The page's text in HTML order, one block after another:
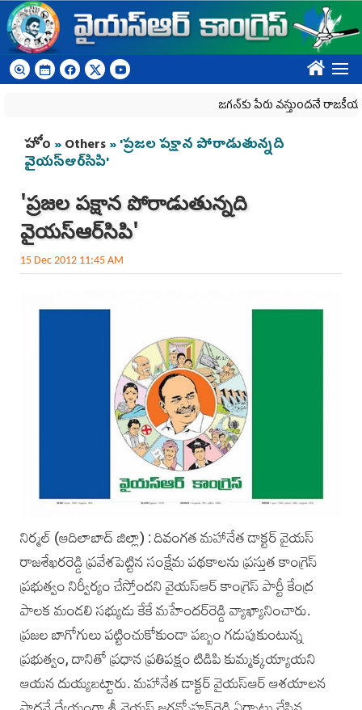
Skip to main content
????
జగన్‌కు పేరు వస్తుందనే రాజకీయ కక్షతో
You are here
హోం »Others» 'ప్రజల పక్షాన పోరాడుతున్నది
వైయస్‌ఆర్‌సిపి'
'ప్రజల పక్షాన పోరాడుతున్నది
వైయస్‌ఆర్‌సిపి'
15 Dec 2012 11:45 AM
నిర్మల్‌ (ఆదిలాబాద్‌ జిల్లా) : దివంగత మహానేత డాక్టర్ వైయస్‌
రాజశేఖరరెడ్డి ప్రవేశపెట్టిన సంక్షేమ పథకాలను ప్రస్తుత కాంగ్రెస్
‌ప్రభుత్వం నిర్వీర్యం చేస్తోందని వైయస్‌ఆర్‌ కాంగ్రెస్‌ పార్టీ కేంద్ర
పాలక మండలి సభ్యుడు కేకే మహేందర్‌రెడ్డి వ్యాఖ్యానించారు.
ప్రజల బాగోగులు పట్టించుకోకుండా పబ్బం గడుపుకుంటున్న
ప్రభుత్వం, దానితో ప్రధాన ప్రతిపక్షం టిడిపి కుమ్మక్కయ్యాయని
ఆయన దుయ్యబట్టారు. మహానేత డాక్టర్‌ వైయస్‌ఆర్‌ ఆశయాలన